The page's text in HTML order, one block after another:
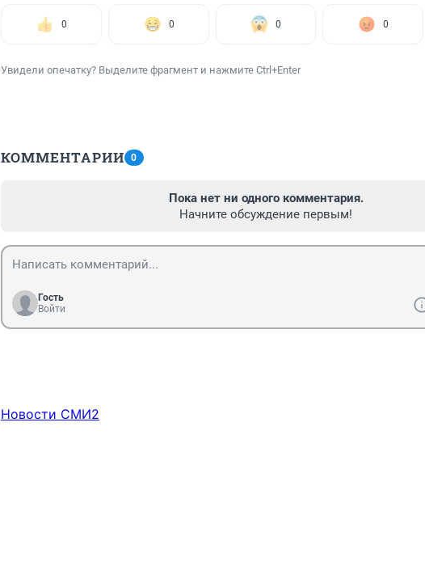
0 0 0 0
Увидели опечатку? Выделите фрагмент и нажмите Ctrl+Enter
КОММЕНТАРИИ 0
Пока нет ни одного комментария.
Начните обсуждение первым!
Гость
Войти
Новости СМИ2